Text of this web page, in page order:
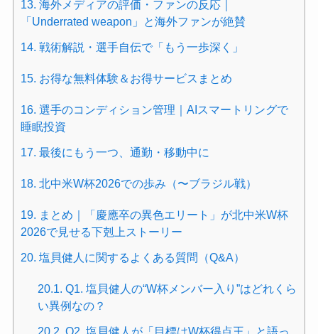
13. 海外メディアの評価・ファンの反応｜
「Underrated weapon」と海外ファンが絶賛
14. 戦術解説・選手自伝で「もう一歩深く」
15. お得な無料体験＆お得サービスまとめ
16. 選手のコンディション管理｜AIスマートリングで
睡眠投資
17. 最後にもう一つ、通勤・移動中に
18. 北中米W杯2026での歩み（〜ブラジル戦）
19. まとめ｜「慶應卒の異色エリート」が北中米W杯
2026で見せる下剋上ストーリー
20. 塩貝健人に関するよくある質問（Q&A）
20.1. Q1. 塩貝健人の“W杯メンバー入り”はどれくら
い異例なの？
20.2. Q2. 塩貝健人が「目標はW杯得点王」と語っ